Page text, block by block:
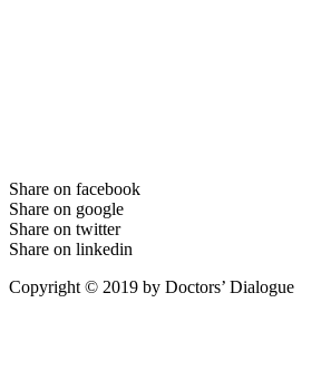
Share on facebook
Share on google
Share on twitter
Share on linkedin
Copyright © 2019 by Doctors’ Dialogue